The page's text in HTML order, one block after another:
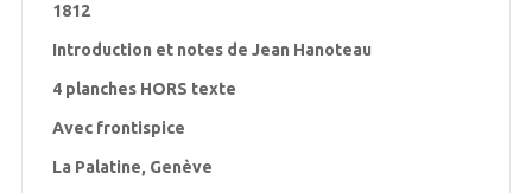
1812
Introduction et notes de Jean Hanoteau
4 planches HORS texte
Avec frontispice
La Palatine, Genève